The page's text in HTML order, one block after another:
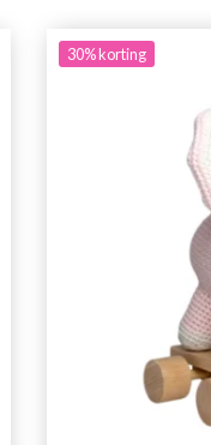
30%korting